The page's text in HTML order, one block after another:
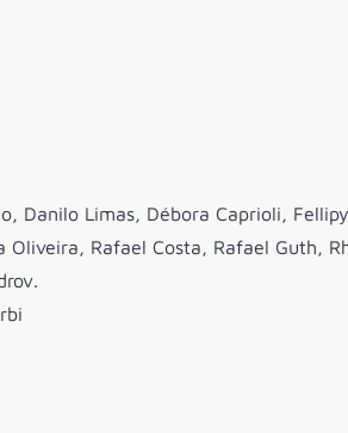
Danilo Limas, Débora Caprioli, Fellipy
Rafael Costa, Rafael Guth,